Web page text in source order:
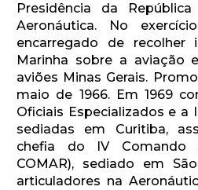
Presidência da
Aeronáutica. No
encarregado de recolher
Marinha sobre a aviação
aviões Minas Gerais.
maio de 1966. Em 1969
Oficiais Especializados e a
sediadas em Curitiba,
chefia do IV Comando
COMAR), sediado em
articuladores na